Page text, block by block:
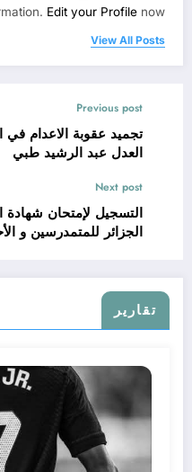
Edit your Profile now.
View All Posts
Previous post
تجميد عقوبة الاعدام في
العدل عبد الرشيد طبي
Next post
التسجيل لإمتحان
الجزائر للمتمدرسين و الأحرار بالتفصيل
تقارير